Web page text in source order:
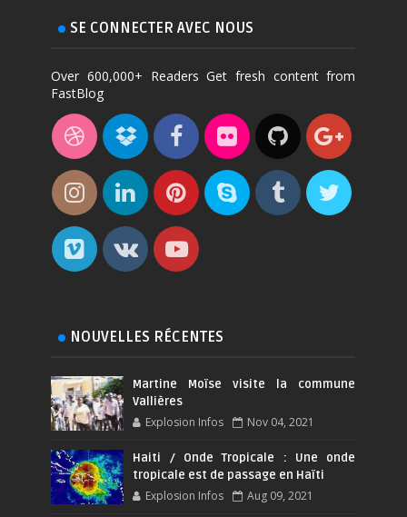
SE CONNECTER AVEC NOUS
Over 600,000+ Readers Get fresh content from
FastBlog
NOUVELLES RÉCENTES
Martine Moïse visite la commune
Vallières
Explosion Infos Nov 04, 2021
Haiti / Onde Tropicale : Une onde
tropicale est de passage en Haïti
Explosion Infos Aug 09, 2021